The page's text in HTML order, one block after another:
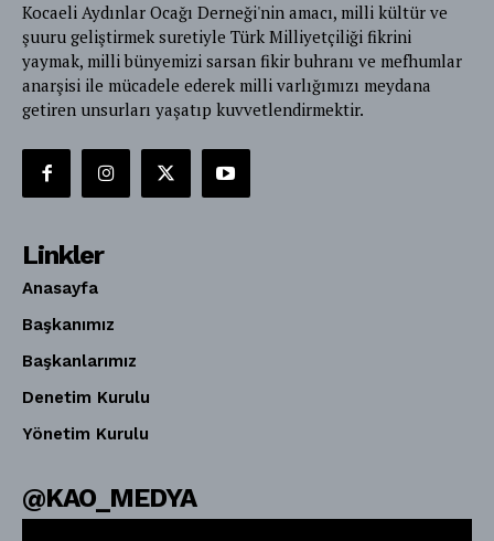
Kocaeli Aydınlar Ocağı Derneği'nin amacı, milli kültür ve
şuuru geliştirmek suretiyle Türk Milliyetçiliği fikrini
yaymak, milli bünyemizi sarsan fikir buhranı ve mefhumlar
anarşisi ile mücadele ederek milli varlığımızı meydana
getiren unsurları yaşatıp kuvvetlendirmektir.
Linkler
Anasayfa
Başkanımız
Başkanlarımız
Denetim Kurulu
Yönetim Kurulu
@KAO_MEDYA